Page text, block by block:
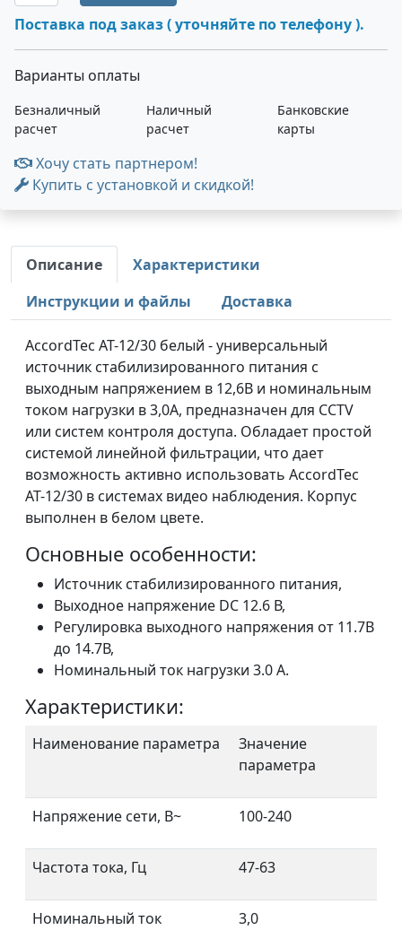
Поставка под заказ ( уточняйте по телефону ).
Варианты оплаты
Безналичный
расчет
Наличный
расчет
Банковские
карты
Хочу стать партнером!
Купить с установкой и скидкой!
Описание
Характеристики
Инструкции и файлы
Доставка
AccordTec AT-12/30 белый - универсальный
источник стабилизированного питания с
выходным напряжением в 12,6В и номинальным
током нагрузки в 3,0А, предназначен для CCTV
или систем контроля доступа. Обладает простой
системой линейной фильтрации, что дает
возможность активно использовать AccordTec
AT-12/30 в системах видео наблюдения. Корпус
выполнен в белом цвете.
Основные особенности:
Источник стабилизированного питания,
Выходное напряжение DC 12.6 В,
Регулировка выходного напряжения от 11.7В
до 14.7В,
Номинальный ток нагрузки 3.0 А.
Характеристики:
Наименование параметра
Значение
параметра
Напряжение сети, В~ 100-240
Частота тока, Гц 47-63
Номинальный ток
3,0